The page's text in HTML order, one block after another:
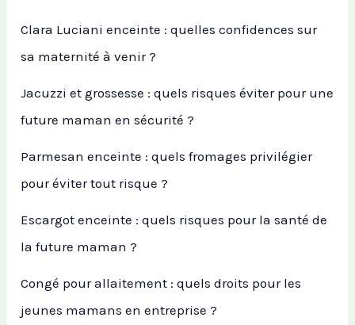
Clara Luciani enceinte : quelles confidences sur
sa maternité à venir ?
Jacuzzi et grossesse : quels risques éviter pour une
future maman en sécurité ?
Parmesan enceinte : quels fromages privilégier
pour éviter tout risque ?
Escargot enceinte : quels risques pour la santé de
la future maman ?
Congé pour allaitement : quels droits pour les
jeunes mamans en entreprise ?